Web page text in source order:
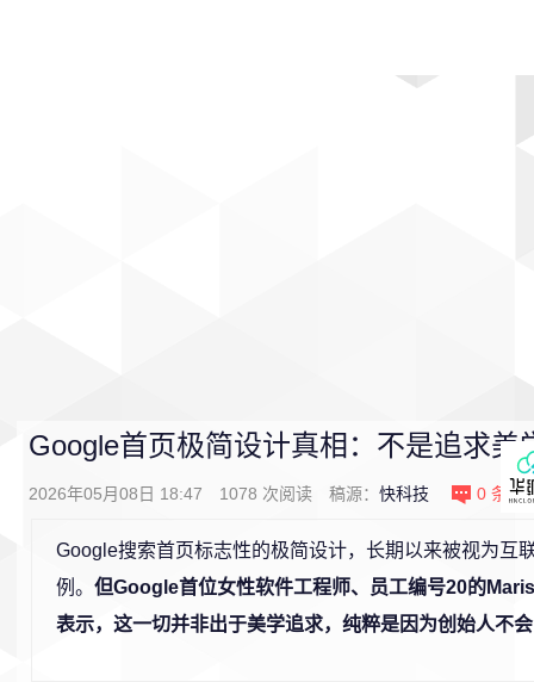
Google首页极简设计真相：不是追求美
2026年05月08日 18:47 1078 次阅读 稿源： 快科技 0 条评
Google搜索首页标志性的极简设计，长期以来被视为互
例。 但Google首位女性软件工程师、员工编号20的
表示，这一切并非出于美学追求，纯粹是因为创始人不